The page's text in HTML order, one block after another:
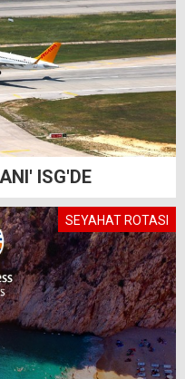
ISG'DE
SEYAHAT ROTASI